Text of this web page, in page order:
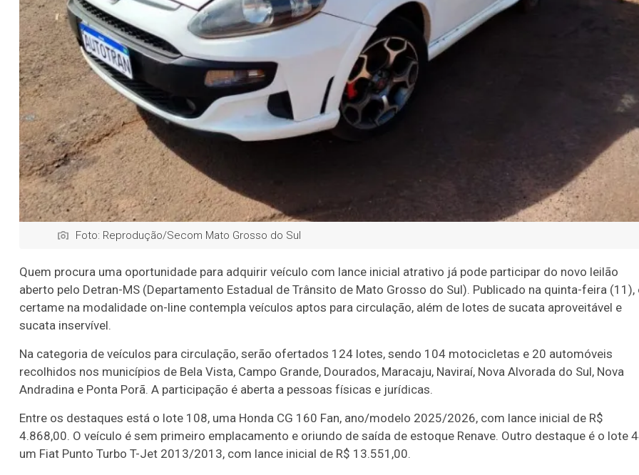
Foto: Reprodução/Secom Mato Grosso do Sul
Quem procura uma oportunidade para adquirir veículo com lance inicial atrativo já pode participar do novo leilão
aberto pelo Detran-MS (Departamento Estadual de Trânsito de Mato Grosso do Sul). Publicado na quinta-feira (11),
certame na modalidade on-line contempla veículos aptos para circulação, além de lotes de sucata aproveitável e
sucata inservível.
Na categoria de veículos para circulação, serão ofertados 124 lotes, sendo 104 motocicletas e 20 automóveis
recolhidos nos municípios de Bela Vista, Campo Grande, Dourados, Maracaju, Naviraí, Nova Alvorada do Sul, Nova
Andradina e Ponta Porã. A participação é aberta a pessoas físicas e jurídicas.
Entre os destaques está o lote 108, uma Honda CG 160 Fan, ano/modelo 2025/2026, com lance inicial de R$
4.868,00. O veículo é sem primeiro emplacamento e oriundo de saída de estoque Renave. Outro destaque é o lote
um Fiat Punto Turbo T-Jet 2013/2013, com lance inicial de R$ 13.551,00.